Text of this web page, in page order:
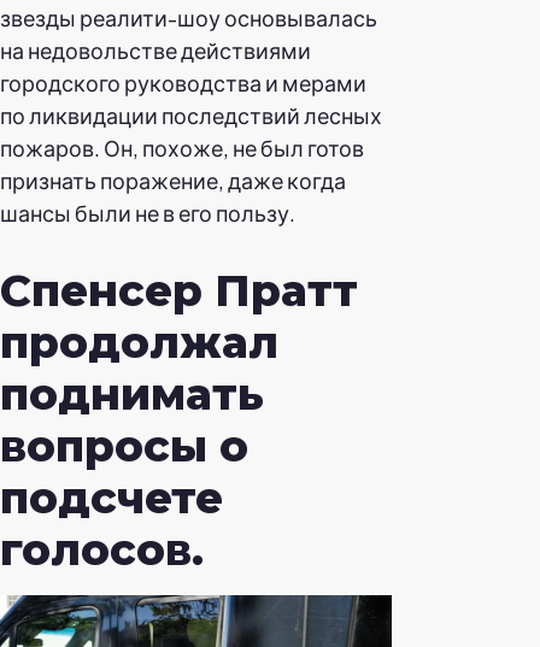
звезды реалити-шоу основывалась
на недовольстве действиями
городского руководства и мерами
по ликвидации последствий лесных
пожаров. Он, похоже, не был готов
признать поражение, даже когда
шансы были не в его пользу.
Спенсер Пратт
продолжал
поднимать
вопросы о
подсчете
голосов.